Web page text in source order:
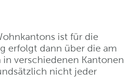
ist für die
erfolgt dann über die am
in verschiedenen Kantonen
nicht jeder